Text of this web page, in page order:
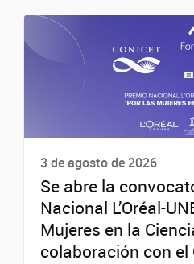
3 de agosto de 2026
Se abre la
Nacional L’Oréal-
Mujeres en la
colaboración con el